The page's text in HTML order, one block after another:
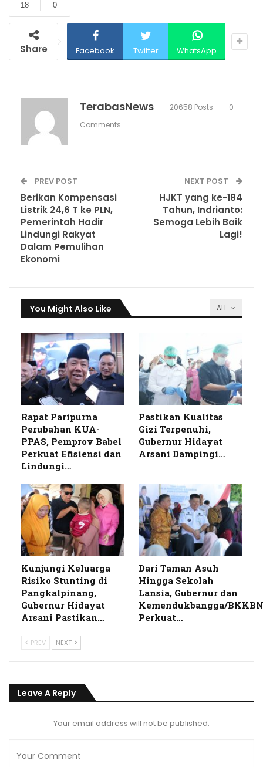
0
18
Share Facebook Twitter WhatsApp
TerabasNews 20658 Posts
0
Comments
PREV POST
Berikan Kompensasi
Listrik 24,6 T ke PLN,
Pemerintah Hadir
Lindungi Rakyat
Dalam Pemulihan
Ekonomi
NEXT POST
HJKT yang ke-184
Tahun, Indrianto:
Semoga Lebih Baik
Lagi!
ALL
You Might Also Like
Rapat Paripurna
Perubahan KUA-
PPAS, Pemprov Babel
Perkuat Efisiensi dan
Lindungi…
Pastikan Kualitas
Gizi Terpenuhi,
Gubernur Hidayat
Arsani Dampingi…
Kunjungi Keluarga
Risiko Stunting di
Pangkalpinang,
Gubernur Hidayat
Arsani Pastikan…
Dari Taman Asuh
Hingga Sekolah
Lansia, Gubernur dan
Kemendukbangga/BKKBN
Perkuat…
PREV NEXT
Leave A Reply
Your email address will not be published.